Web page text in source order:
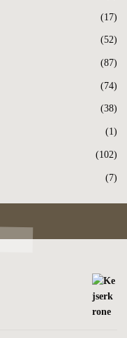
(17)
(52)
(87)
(74)
(38)
(1)
(102)
(7)